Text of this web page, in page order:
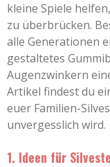
kleine Spiele
zu überbrücken.
alle Generationen
gestaltetes
Augenzwinkern
Artikel findest du
euer Familien-
unvergesslich wird.
1. Ideen für